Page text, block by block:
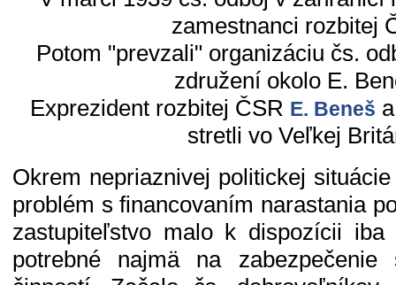
zamestnanci rozbitej
Potom "prevzali" organizáciu čs.
združení okolo E.
Exprezident rozbitej ČSR E. Beneš
stretli vo Veľkej
Okrem nepriaznivej politickej
problém s financovaním narastania
zastupiteľstvo malo k dispozícii
potrebné najmä na zabezpečenie